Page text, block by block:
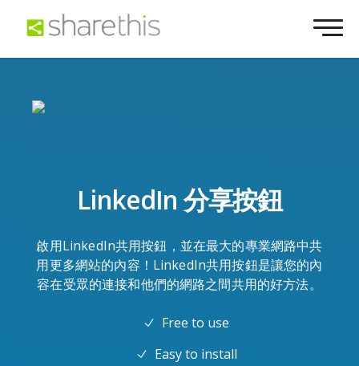
LinkedIn 分享按鈕
啟用LinkedIn共用按鈕，並在最大的專業網路中共
用更多網站的內容！LinkedIn共用按鈕是讓您的內
容在受眾的連接和他們的網路之間共用的好方法。
Free to use
Easy to install